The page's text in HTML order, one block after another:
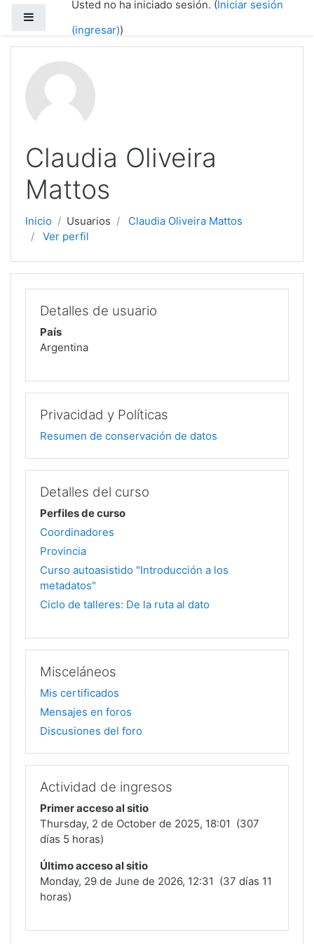
Saltar al contenido principalUsted no ha iniciado sesión. (Iniciar sesión
(ingresar))
Claudia Oliveira
Mattos
Inicio Usuarios
Claudia Oliveira Mattos
Ver perfil
Detalles de usuario
País
Argentina
Privacidad y Políticas
Resumen de conservación de datos
Detalles del curso
Perfiles de curso
Coordinadores
Provincia
Curso autoasistido "Introducción a los
metadatos"
Ciclo de talleres: De la ruta al dato
Misceláneos
Mis certificados
Mensajes en foros
Discusiones del foro
Actividad de ingresos
Primer acceso al sitio
Thursday, 2 de October de 2025, 18:01 (307
días 5 horas)
Último acceso al sitio
Monday, 29 de June de 2026, 12:31 (37 días 11
horas)